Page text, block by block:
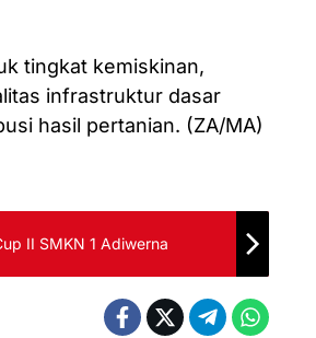
tingkat kemiskinan,
infrastruktur dasar
hasil pertanian. (ZA/MA)
II SMKN 1 Adiwerna